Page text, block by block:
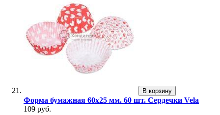
В корзину
Форма бумажная 60х25 мм. 60 шт. Сердечки Vela
109 руб.